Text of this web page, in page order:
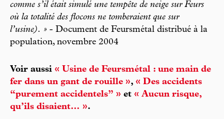
comme s’il était simulé une tempête de neige sur Feurs
où la totalité des flocons ne tomberaient que sur
l’usine). » - Document de Feursmétal distribué à la
population, novembre 2004
Voir aussi « Usine de Feursmétal : une main de
fer dans un gant de rouille », « Des accidents
“purement accidentels” » et « Aucun risque,
qu’ils disaient… ».